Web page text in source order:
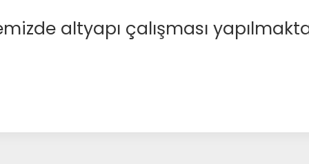
altyapı çalışması